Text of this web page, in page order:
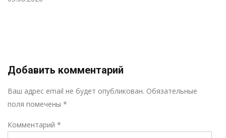
Добавить комментарий
Ваш адрес email не будет опубликован. Обязательные
поля помечены *
Комментарий *